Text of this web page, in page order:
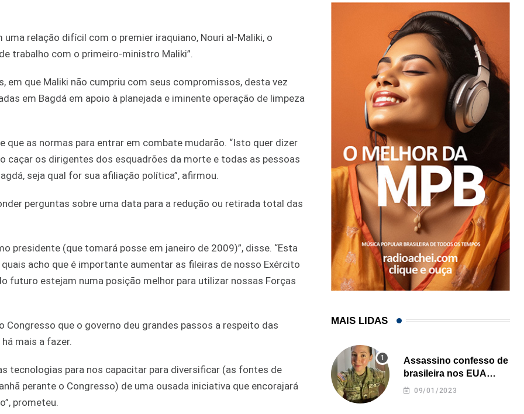
relação difícil com o premier iraquiano, Nouri al-Maliki, o
trabalho com o primeiro-ministro Maliki”.
em que Maliki não cumpriu com seus compromissos, desta vez
em Bagdá em apoio à planejada e iminente operação de limpeza
as normas para entrar em combate mudarão. “Isto quer dizer
caçar os dirigentes dos esquadrões da morte e todas as pessoas
seja qual for sua afiliação política”, afirmou.
perguntas sobre uma data para a redução ou retirada total das
presidente (que tomará posse em janeiro de 2009)”, disse. “Esta
acho que é importante aumentar as fileiras de nosso Exército
futuro estejam numa posição melhor para utilizar nossas Forças
Congresso que o governo deu grandes passos a respeito das
mais a fazer.
tecnologias para nos capacitar para diversificar (as fontes de
perante o Congresso) de uma ousada iniciativa que encorajará
prometeu.
MAIS LIDAS
Assassino confesso de
brasileira nos EUA
revela onde deixou o
09/01/2023